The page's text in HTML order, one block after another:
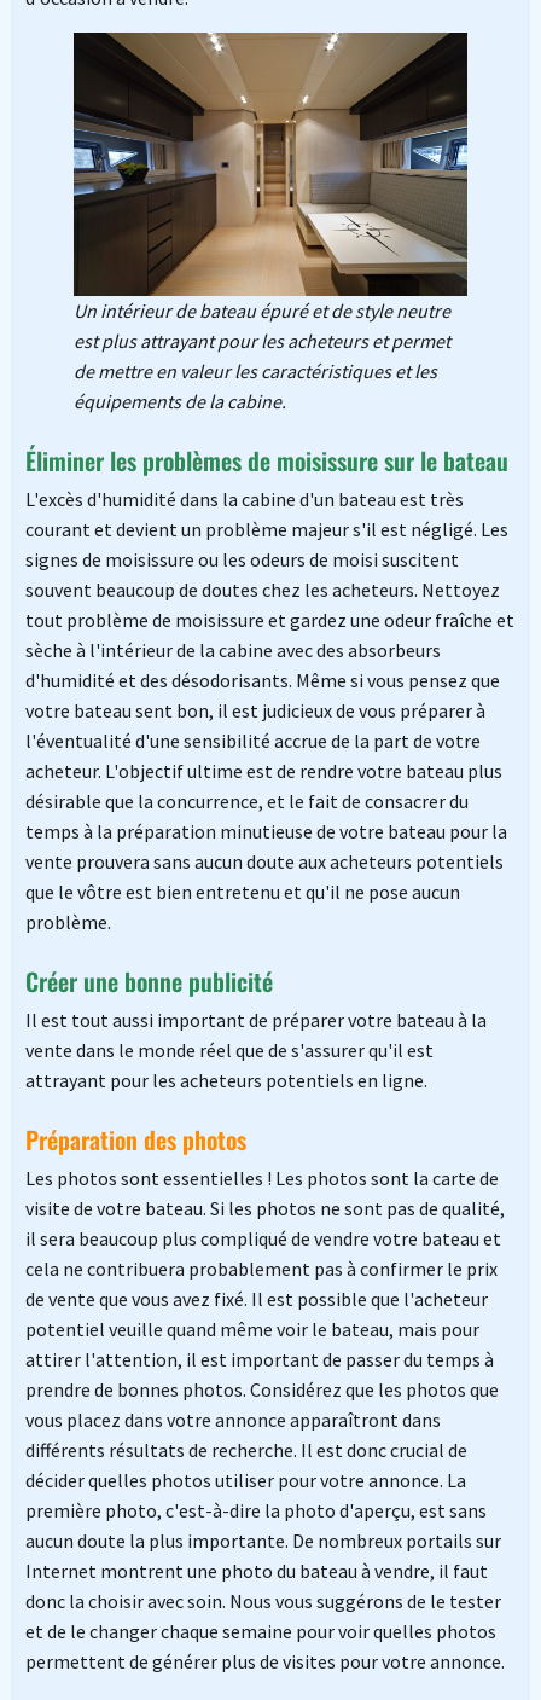
Un intérieur de bateau épuré et de style neutre
est plus attrayant pour les acheteurs et permet
de mettre en valeur les caractéristiques et les
équipements de la cabine.
Éliminer les problèmes de moisissure sur le bateau
L'excès d'humidité dans la cabine d'un bateau est très
courant et devient un problème majeur s'il est négligé. Les
signes de moisissure ou les odeurs de moisi suscitent
souvent beaucoup de doutes chez les acheteurs. Nettoyez
tout problème de moisissure et gardez une odeur fraîche et
sèche à l'intérieur de la cabine avec des absorbeurs
d'humidité et des désodorisants. Même si vous pensez que
votre bateau sent bon, il est judicieux de vous préparer à
l'éventualité d'une sensibilité accrue de la part de votre
acheteur. L'objectif ultime est de rendre votre bateau plus
désirable que la concurrence, et le fait de consacrer du
temps à la préparation minutieuse de votre bateau pour la
vente prouvera sans aucun doute aux acheteurs potentiels
que le vôtre est bien entretenu et qu'il ne pose aucun
problème.
Créer une bonne publicité
Il est tout aussi important de préparer votre bateau à la
vente dans le monde réel que de s'assurer qu'il est
attrayant pour les acheteurs potentiels en ligne.
Préparation des photos
Les photos sont essentielles ! Les photos sont la carte de
visite de votre bateau. Si les photos ne sont pas de qualité,
il sera beaucoup plus compliqué de vendre votre bateau et
cela ne contribuera probablement pas à confirmer le prix
de vente que vous avez fixé. Il est possible que l'acheteur
potentiel veuille quand même voir le bateau, mais pour
attirer l'attention, il est important de passer du temps à
prendre de bonnes photos. Considérez que les photos que
vous placez dans votre annonce apparaîtront dans
différents résultats de recherche. Il est donc crucial de
décider quelles photos utiliser pour votre annonce. La
première photo, c'est-à-dire la photo d'aperçu, est sans
aucun doute la plus importante. De nombreux portails sur
Internet montrent une photo du bateau à vendre, il faut
donc la choisir avec soin. Nous vous suggérons de le tester
et de le changer chaque semaine pour voir quelles photos
permettent de générer plus de visites pour votre annonce.